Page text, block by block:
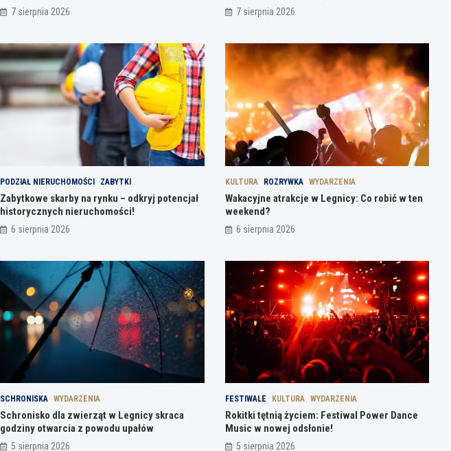
7 sierpnia 2026 7 sierpnia 2026
PODZIAŁ NIERUCHOMOŚCI ZABYTKI
Zabytkowe skarby na rynku – odkryj potencjał
historycznych nieruchomości!
6 sierpnia 2026
KULTURA ROZRYWKA WYDARZENIA
Wakacyjne atrakcje w Legnicy: Co robić w ten
weekend?
6 sierpnia 2026
SCHRONISKA WYDARZENIA
Schronisko dla zwierząt w Legnicy skraca
godziny otwarcia z powodu upałów
5 sierpnia 2026
FESTIWALE KULTURA WYDARZENIA
Rokitki tętnią życiem: Festiwal Power Dance
Music w nowej odsłonie!
5 sierpnia 2026